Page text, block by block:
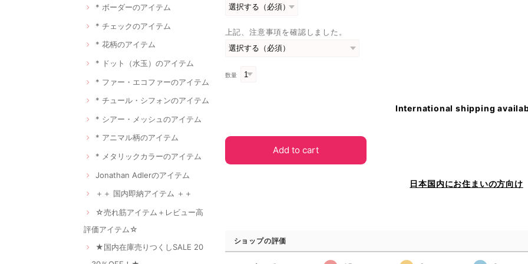
* ボーダーのアイテム
* チェックのアイテム
* 花柄のアイテム
* ドット（水玉）のアイテム
* ファー・エコファーのアイテム
* チュール・シフォンのアイテム
* シアー・メッシュのアイテム
* アニマル柄のアイテム
* メタリックカラーのアイテム
Jonathan Adlerのアイテム
＋＋ 国内即納アイテム ＋＋
☆売れ筋アイテム＋レビュー高
評価アイテム☆
★国内在庫売りつくしSALE 20
上記、注意事項を確認しました。
数量
International shipping
Add to cart
日本国内にお住まいの方向け
ショップの評価